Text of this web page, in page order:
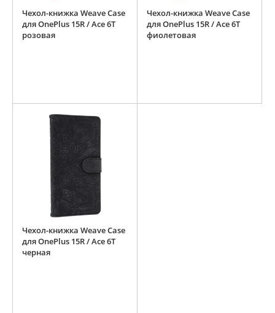
Чехол-книжка Weave Case
для OnePlus 15R / Ace 6T
розовая
Чехол-книжка Weave Case
для OnePlus 15R / Ace 6T
фиолетовая
Чехол-книжка Weave Case
для OnePlus 15R / Ace 6T
черная